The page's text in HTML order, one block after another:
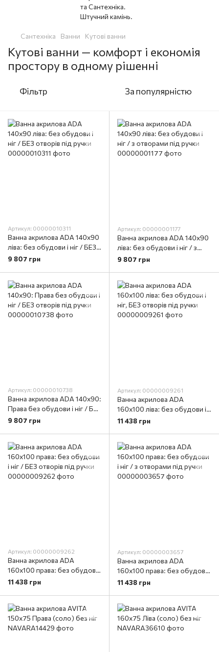
Сантехніка Ванни Кутові ванни
Кутові ванни — комфорт і економія
простору в одному рішенні
Фільтр За популярністю
Артикул: 00000010311
Ванна акрилова ADA 140х90
ліва: без обудови і ніг / БЕЗ
отворів під ручки
9 807 грн
Артикул: 00000001177
Ванна акрилова ADA 140х90
ліва: без обудови і ніг / з
отворами під ручки
9 807 грн
Артикул: 00000010738
Ванна акрилова ADA 140х90:
Права без обудови і ніг / БЕЗ
отворів під ручки
9 807 грн
Артикул: 00000009261
Ванна акрилова ADA
160х100 ліва: без обудови і
ніг, БЕЗ отворів під ручки
11 438 грн
Артикул: 00000009262
Ванна акрилова ADA
160х100 права: без обудови
і ніг / БЕЗ отворів під ручки
11 438 грн
Артикул: 00000003657
Ванна акрилова ADA
160х100 права: без обудови
і ніг / з отворами під ручки
11 438 грн